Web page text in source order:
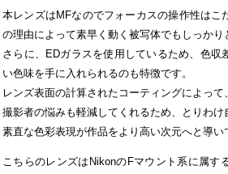
本レンズはMFなのでフォーカスの操作性はこ
の理由によって素早く動く被写体でもしっかり
さらに、EDガラスを使用しているため、色収
い色味を手に入れられるのも特徴です。
レンズ表面の計算されたコーティングによっ
撮影者の悩みも軽減してくれるため、とりわけ
素直な色彩表現が作品をより高い次元へと導い
こちらのレンズはNikonのFマウント系に属す